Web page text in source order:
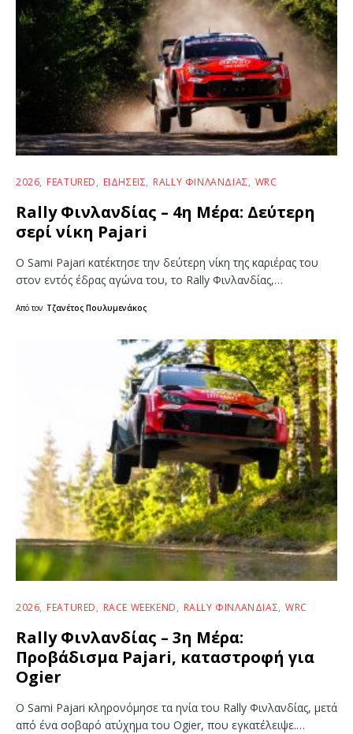
2026 FEATURED ΕΙΔΉΣΕΙΣ RALLY ΦΙΝΛΑΝΔΊΑΣ WRC
Rally Φινλανδίας – 4η Μέρα: Δεύτερη
σερί νίκη Pajari
Ο Sami Pajari κατέκτησε την δεύτερη νίκη της καριέρας του
στον εντός έδρας αγώνα του, το Rally Φινλανδίας,…
Από τον Τζανέτος Πουλυμενάκος
2026 FEATURED RACE WEEKEND RALLY ΦΙΝΛΑΝΔΊΑΣ WRC
Rally Φινλανδίας – 3η Μέρα:
Προβάδισμα Pajari, καταστροφή για
Ogier
Ο Sami Pajari κληρονόμησε τα ηνία του Rally Φινλανδίας, μετά
από ένα σοβαρό ατύχημα του Ogier, που εγκατέλειψε.…